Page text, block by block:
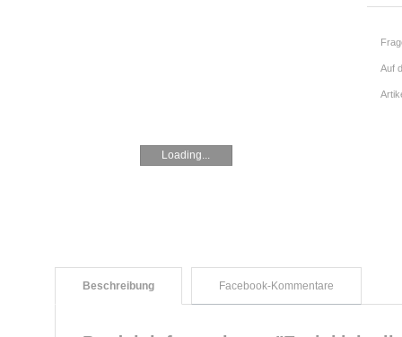
Loading...
Auf
Beschreibung Facebook-Kommentare